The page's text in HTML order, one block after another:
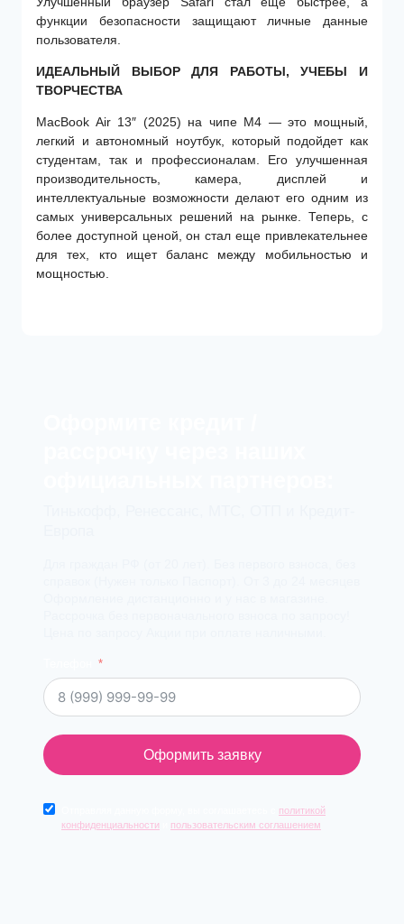
функции безопасности защищают личные данные
пользователя.
ИДЕАЛЬНЫЙ ВЫБОР ДЛЯ РАБОТЫ, УЧЕБЫ И
ТВОРЧЕСТВА
MacBook Air 13″ (2025) на чипе M4 — это мощный,
легкий и автономный ноутбук, который подойдет как
студентам, так и профессионалам. Его улучшенная
производительность, камера, дисплей и
интеллектуальные возможности делают его одним из
самых универсальных решений на рынке. Теперь, с
более доступной ценой, он стал еще привлекательнее
для тех, кто ищет баланс между мобильностью и
мощностью.
Оформить заявку
политикой
конфиденциальности
пользовательским соглашением